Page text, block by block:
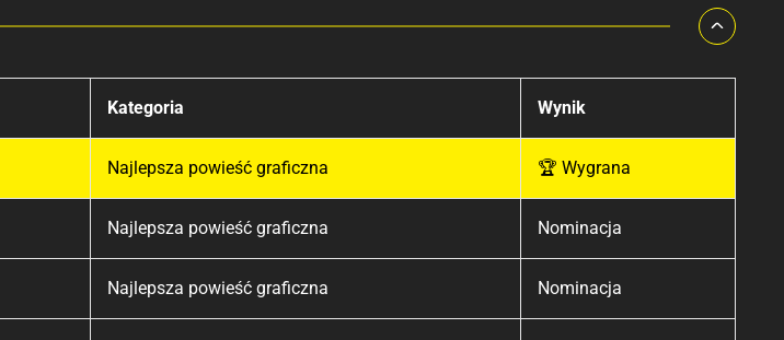
Kategoria Wynik
Najlepsza powieść graficzna 🏆 Wygrana
Najlepsza powieść graficzna Nominacja
Najlepsza powieść graficzna Nominacja